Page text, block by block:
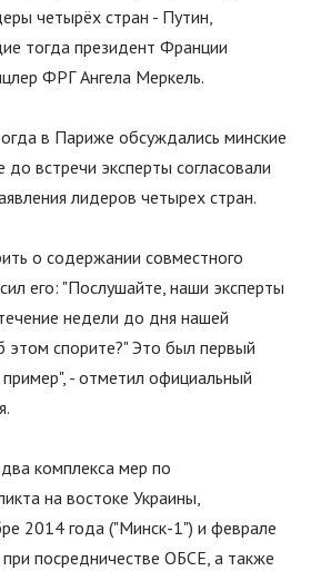
четырёх стран - Путин,
тогда президент Франции
ФРГ Ангела Меркель.
в Париже обсуждались минские
встречи эксперты согласовали
лидеров четырех стран.
о содержании совместного
его: "Послушайте, наши эксперты
недели до дня нашей
этом спорите?"Это был первый
", - отметил официальный
комплекса мер по
на востоке Украины,
2014 года ("Минск-1") и феврале
при посредничестве ОБСЕ, а также